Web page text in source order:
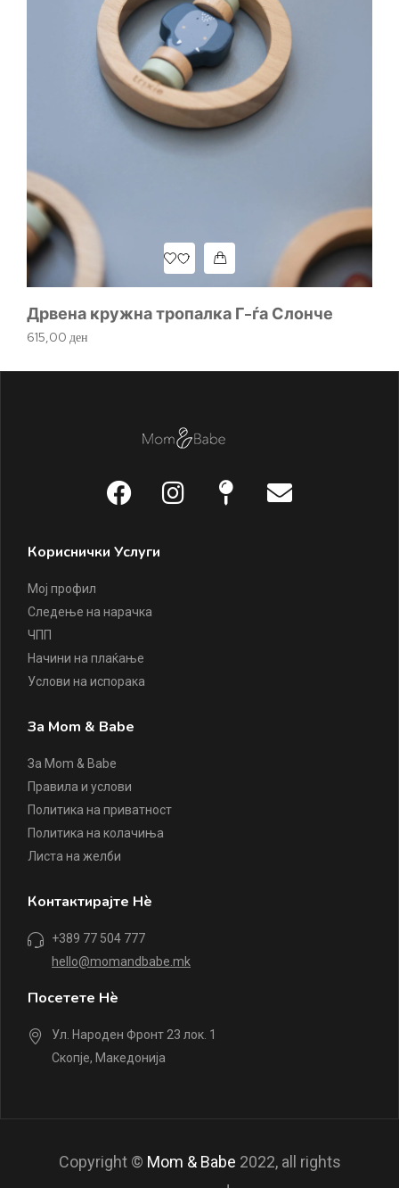
Дрвена кружна тропалка Г-ѓа Слонче
615,00 ден
Кориснички Услуги
Мој профил
Следење на нарачка
ЧПП
Начини на плаќање
Услови на испорака
За Mom & Babe
За Mom & Babe
Правила и услови
Политика на приватност
Политика на колачиња
Листа на желби
Контактирајте Нè
+389 77 504 777
hello@momandbabe.mk
Посетете Нè
Ул. Народен Фронт 23 лок. 1
Скопје, Македонија
Copyright © Mom & Babe 2022, all rights